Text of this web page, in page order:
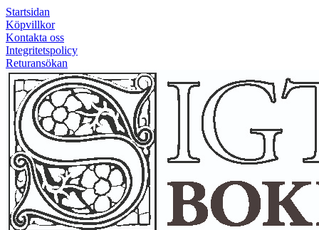
Startsidan
Köpvillkor
Kontakta oss
Integritetspolicy
Returansökan